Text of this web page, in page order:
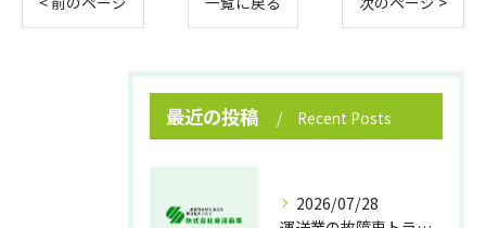
最近の投稿 Recent Posts
2026/07/28